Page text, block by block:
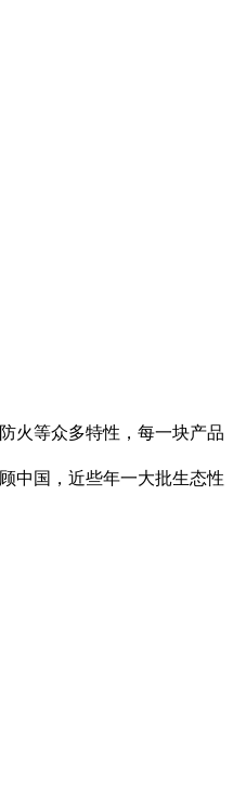
火等众多特性，每一块产品
中国，近些年一大批生态性